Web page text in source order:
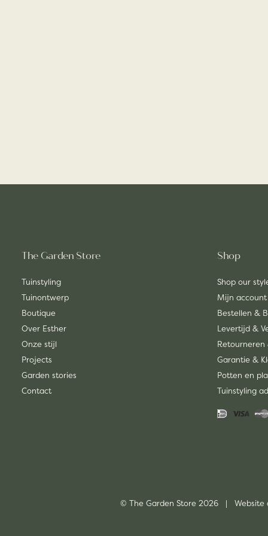
The Garden Store
Tuinstyling
Tuinontwerp
Boutique
Over Esther
Onze stijl
Projects
Garden stories
Contact
Shop
Shop our
Mijn account
Bestellen &
Levertijd &
Retourneren
Garantie &
Potten en
Tuinstyling
© The Garden Store 2026 | Website